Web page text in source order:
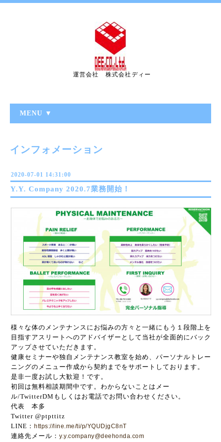
運営会社 株式会社ディー
MENU ▼
インフォメーション
2020-07-01 14:31:00
Y.Y. Company 2020.7業務開始！
様々な体のメンテナンスにお悩みの方々と一緒にもう１段階上を
目指すアスリートへのアドバイザーとして当社が全面的にバック
アップさせていただきます。
健康セミナーや独自メンテナンス教室を始め、パーソナルトレー
ニングのメニュー作成から契約までをサポートしております。
是非一度お試し大歓迎！です。
初回は無料相談期間中です。わからないことはメー
ル/TwitterDMもしくはお電話でお問い合わせください。
代表 本多
Twitter @ptpttitz
LINE： https://line.me/ti/p/YQUDjgC8nT
連絡先メール： y.y.company@deehonda.com